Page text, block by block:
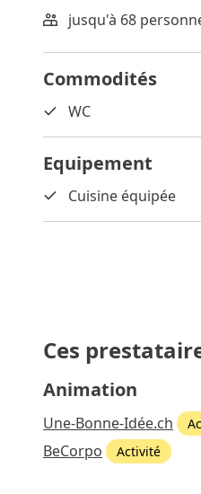
jusqu'à 68
Commodités
WC
Equipement
Cuisine équipée
Ces
Animation
Une-Bonne-Idée.ch
BeCorpo Activité